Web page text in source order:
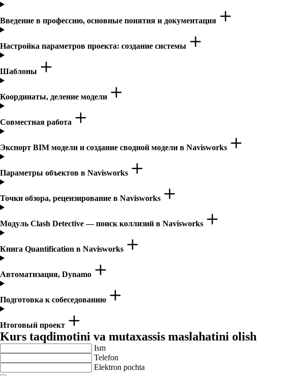
Введение в профессию, основные понятия и документация
Настройка параметров проекта: создание системы
Шаблоны
Координаты, деление модели
Совместная работа
Экспорт BIM модели и создание сводной модели в Navisworks
Параметры объектов в Navisworks
Точки обзора, рецензирование в Navisworks
Модуль Clash Detective — поиск коллизий в Navisworks
Книга Quantification в Navisworks
Автоматизация, Dynamo
Подготовка к собеседованию
Итоговый проект
Kurs taqdimotini va mutaxassis maslahatini olish
Ism
Telefon
Elektron pochta